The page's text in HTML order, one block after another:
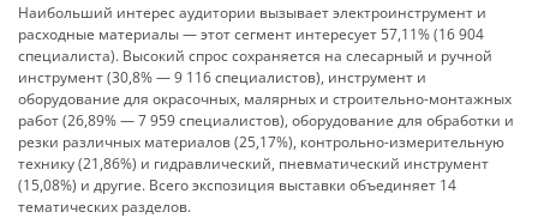
Наибольший интерес аудитории вызывает электроинструмент и
расходные материалы — этот сегмент интересует 57,11% (16 904
специалиста). Высокий спрос сохраняется на слесарный и ручной
инструмент (30,8% — 9 116 специалистов), инструмент и
оборудование для окрасочных, малярных и строительно-монтажных
работ (26,89% — 7 959 специалистов), оборудование для обработки и
резки различных материалов (25,17%), контрольно-измерительную
технику (21,86%) и гидравлический, пневматический инструмент
(15,08%) и другие. Всего экспозиция выставки объединяет 14
тематических разделов.